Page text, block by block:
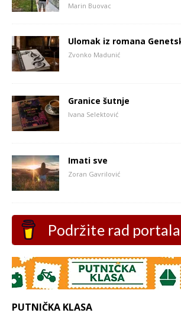
Marin Buovac
Ulomak iz romana
Zvonko Madunić
Granice šutnje
Ivana Selektović
Imati sve
Zoran Gavrilović
Podržite rad portala
PUTNIČKA KLASA